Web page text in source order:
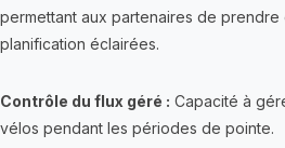
permettant aux partenaires de
planification éclairées.
Contrôle du flux géré : Capacité à
vélos pendant les périodes de pointe.